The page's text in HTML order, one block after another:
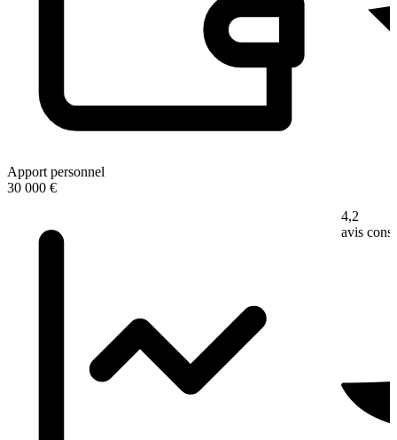
Apport personnel
30 000 €
4,2
avis